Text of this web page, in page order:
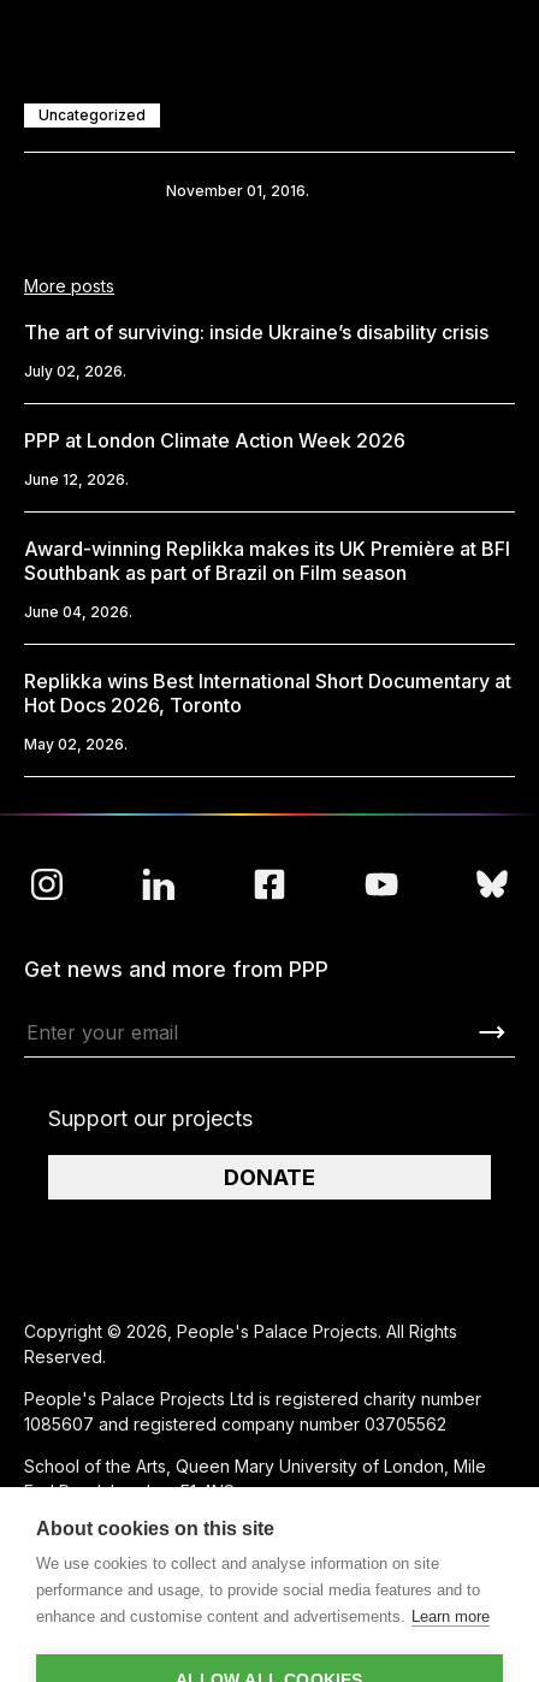
Uncategorized
November 01, 2016.
More posts
The art of surviving: inside Ukraine’s disability crisis
July 02, 2026.
PPP at London Climate Action Week 2026
June 12, 2026.
Award-winning Replikka makes its UK Première at BFI
Southbank as part of Brazil on Film season
June 04, 2026.
Replikka wins Best International Short Documentary at
Hot Docs 2026, Toronto
May 02, 2026.
SUPPORTED USING PUBLIC FUNDING BY
Copyright © 2026, People's Palace Projects. All Rights
Reserved.
People's Palace Projects Ltd is registered charity number
1085607 and registered company number 03705562
School of the Arts, Queen Mary University of London, Mile
End Road, London, E1 4NS
Get news and more from PPP
Support our projects
DONATE
About cookies on this site
We use cookies to collect and analyse information on site
performance and usage, to provide social media features and to
enhance and customise content and advertisements. Learn more